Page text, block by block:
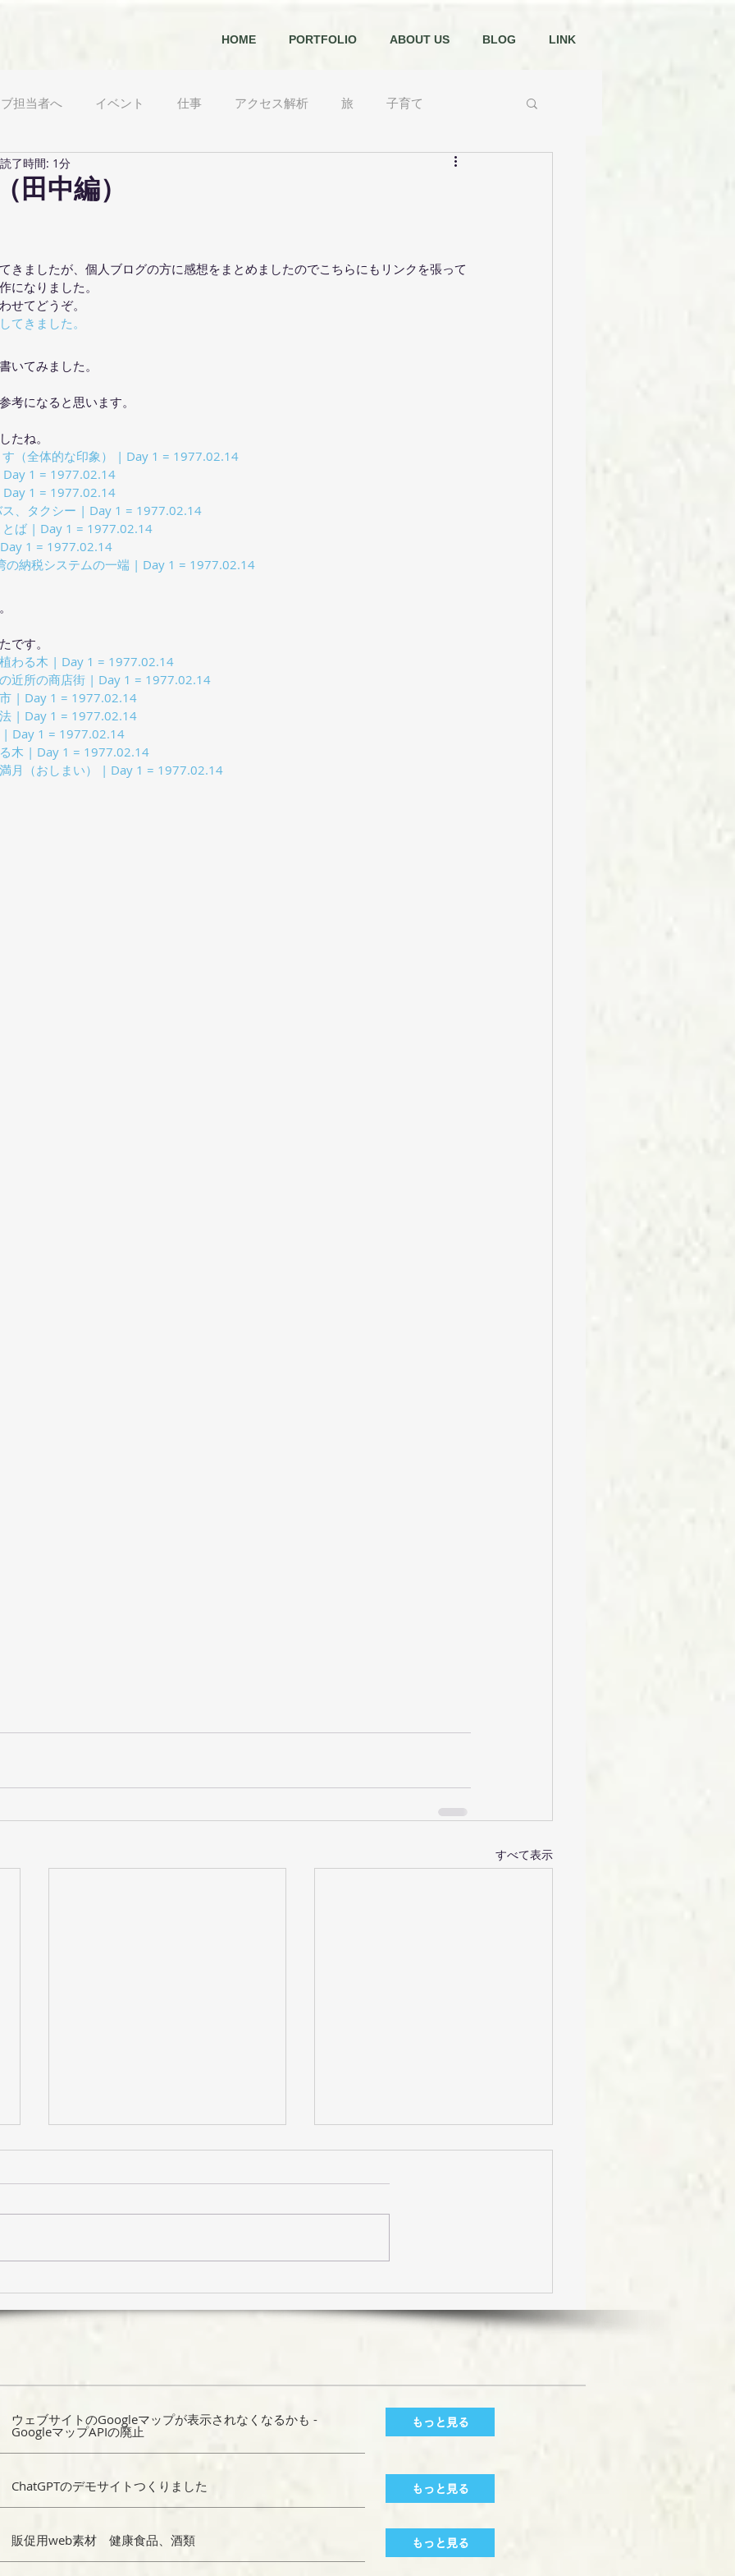
HOME PORTFOLIO ABOUT US BLOG LINK
担当者へ イベント 仕事 アクセス解析 旅 子育て
農 日々
田中編）
読了時間: 1分
きましたが、個人ブログの方に感想をまとめましたのでこちらにもリンクを張って
になりました。
せてどうぞ。
てきました。
いてみました。
考になると思います。
たね。
（全体的な印象） | Day 1 = 1977.02.14
1 = 1977.02.14
1 = 1977.02.14
ス、タクシー | Day 1 = 1977.02.14
とば | Day 1 = 1977.02.14
1 = 1977.02.14
の納税システムの一端 | Day 1 = 1977.02.14
です。
わる木 | Day 1 = 1977.02.14
近所の商店街 | Day 1 = 1977.02.14
| Day 1 = 1977.02.14
| Day 1 = 1977.02.14
| Day 1 = 1977.02.14
木 | Day 1 = 1977.02.14
月（おしまい） | Day 1 = 1977.02.14
すべて表示
ウェブサイトのGoogleマップが表示されなくなるかも -
GoogleマップAPIの廃止
もっと見る
ChatGPTのデモサイトつくりました もっと見る
販促用web素材 健康食品、酒類 もっと見る